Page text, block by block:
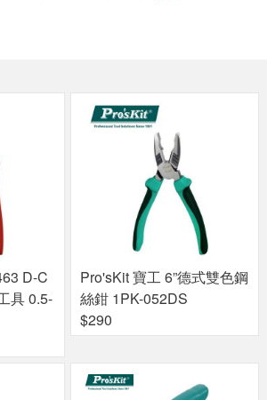
D-C
具 0.5-
Pro'sKit 寶工 6”德式雙色鋼
絲鉗 1PK-052DS
$290